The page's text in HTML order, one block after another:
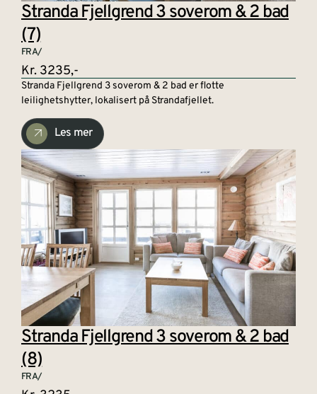
Stranda Fjellgrend 3 soverom & 2 bad
(7)
FRA/
Kr. 3235,-
Stranda Fjellgrend 3 soverom & 2 bad er flotte
leilighetshytter, lokalisert på Strandafjellet.
Les mer
Stranda Fjellgrend 3 soverom & 2 bad
(8)
FRA/